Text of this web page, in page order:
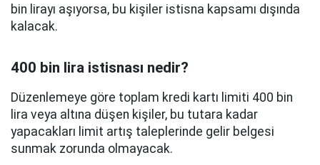
bin lirayı aşıyorsa, bu kişiler istisna kapsamı dışında
kalacak.
400 bin lira istisnası nedir?
Düzenlemeye göre toplam kredi kartı limiti 400 bin
lira veya altına düşen kişiler, bu tutara kadar
yapacakları limit artış taleplerinde gelir belgesi
sunmak zorunda olmayacak.